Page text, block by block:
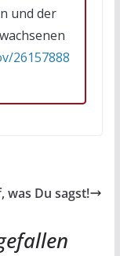
und der
26157888
was Du sagst!